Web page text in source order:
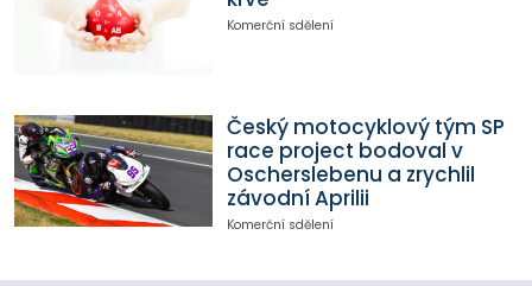
Komerční sdělení
Český motocyklový tým SP
race project bodoval v
Oscherslebenu a zrychlil
závodní Aprilii
Komerční sdělení